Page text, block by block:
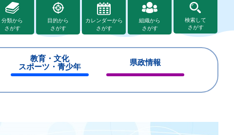
分類から
さがす
目的から
さがす
カレンダーから
さがす
組織から
さがす
検索して
さがす
教育・文化
スポーツ・青少年
じ
県政情報
じ